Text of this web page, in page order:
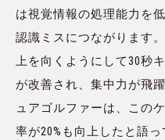
は視覚情報の処理能力を
認識ミスにつながります
上を向くようにして30秒
が改善され、集中力が飛
ュアゴルファーは、この
率が20%も向上したと語っ